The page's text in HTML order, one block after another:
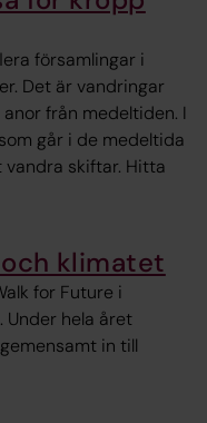
församlingar i
Det är vandringar
från medeltiden. I
går i de medeltida
vandra skiftar. Hitta
klimatet
for Future i
Under hela året
in till